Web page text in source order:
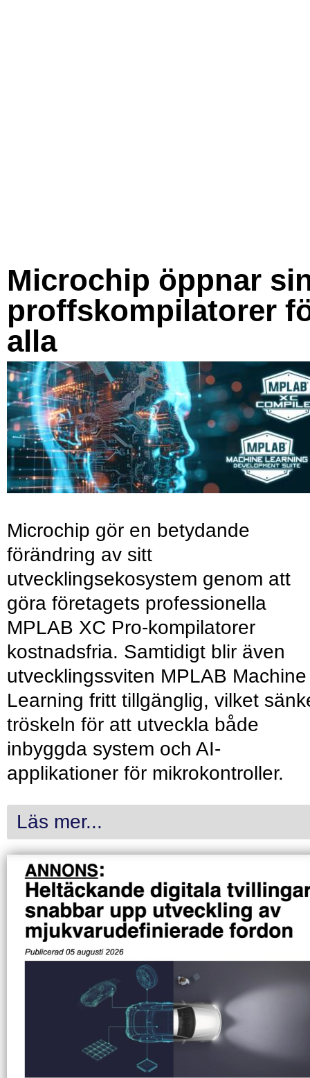
Microchip öppnar
proffskompilatorer
alla
Microchip gör en betydande
förändring av sitt
utvecklingsekosystem genom att
göra företagets professionella
MPLAB XC Pro-kompilatorer
kostnadsfria. Samtidigt blir även
utvecklingssviten MPLAB Machine
Learning fritt tillgänglig, vilket
tröskeln för att utveckla både
inbyggda system och AI-
applikationer för mikrokontroller.
Läs mer...